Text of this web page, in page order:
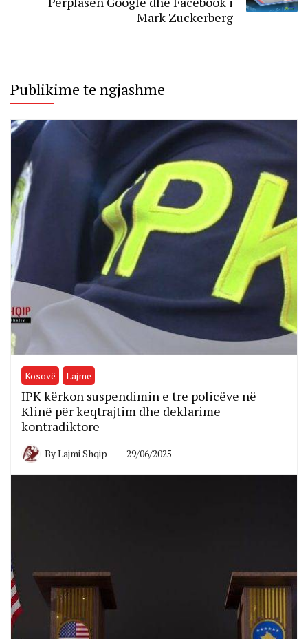
Mark Zuckerberg
Publikime te ngjashme
Kosovë Lajme
IPK kërkon suspendimin e tre policëve në
Klinë për keqtrajtim dhe deklarime
kontradiktore
ByLajmi Shqip 29/06/2025